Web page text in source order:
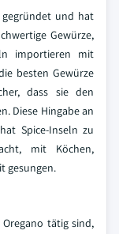
gegründet und hat
Gewürze,
importieren mit
besten Gewürze
dass sie den
Diese Hingabe an
Spice-Inseln zu
mit Köchen,
gesungen.
tätig sind,